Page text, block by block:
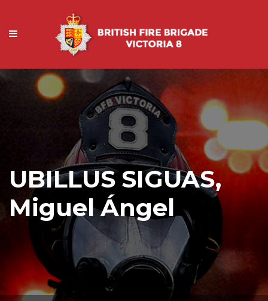
UBILLUS SIGUAS,
Miguel Ángel